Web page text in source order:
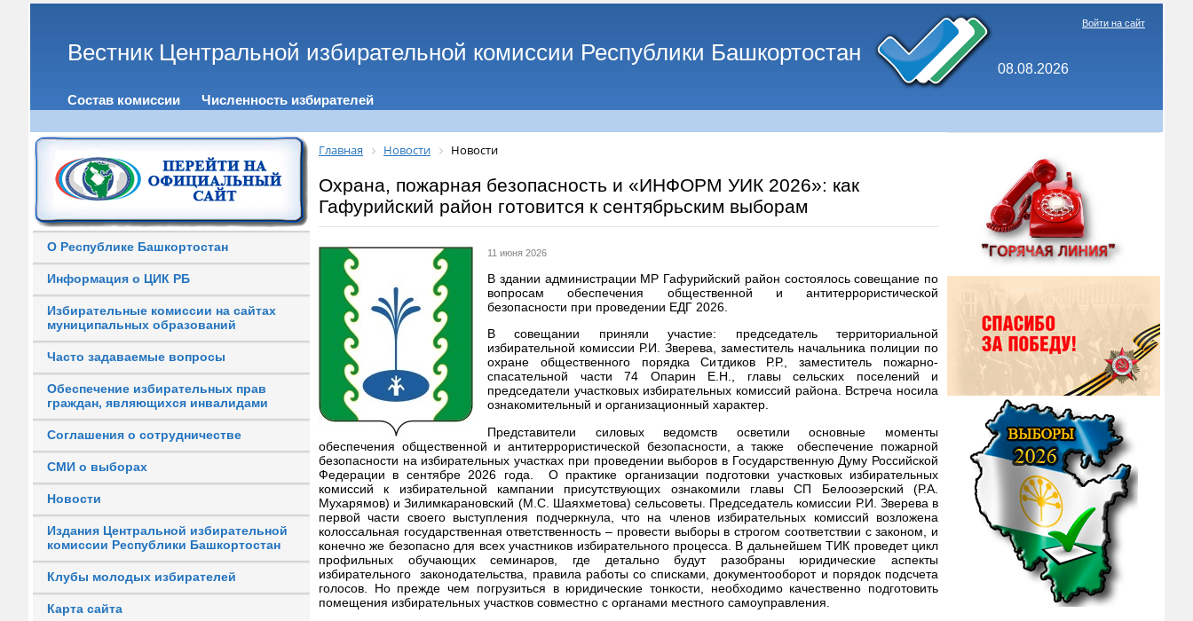
Вестник Центральной избирательной комиссии Республики Башкортостан
08.08.2026
Войти на сайт
Состав комиссии Численность избирателей
О Республике Башкортостан
Информация о ЦИК РБ
Избирательные комиссии на сайтах
муниципальных образований
Часто задаваемые вопросы
Обеспечение избирательных прав
граждан, являющихся инвалидами
Соглашения о сотрудничестве
СМИ о выборах
Новости
Издания Центральной избирательной
комиссии Республики Башкортостан
Клубы молодых избирателей
Карта сайта
Главная Новости Новости
Охрана, пожарная безопасность и «ИНФОРМ УИК 2026»: как
Гафурийский район готовится к сентябрьским выборам
11 июня 2026
В здании администрации МР Гафурийский район состоялось совещание по
вопросам обеспечения общественной и антитеррористической
безопасности при проведении ЕДГ 2026.
В совещании приняли участие: председатель территориальной
избирательной комиссии Р.И. Зверева, заместитель начальника полиции по
охране общественного порядка Ситдиков Р.Р., заместитель пожарно-
спасательной части 74 Опарин Е.Н., главы сельских поселений и
председатели участковых избирательных комиссий района. Встреча носила
ознакомительный и организационный характер.
Представители силовых ведомств осветили основные моменты
обеспечения общественной и антитеррористической безопасности, а также обеспечение пожарной
безопасности на избирательных участках при проведении выборов в Государственную Думу Российской
Федерации в сентябре 2026 года. О практике организации подготовки участковых избирательных
комиссий к избирательной кампании присутствующих ознакомили главы СП Белоозерский (Р.А.
Мухарямов) и Зилимкарановский (М.С. Шаяхметова) сельсоветы. Председатель комиссии Р.И. Зверева в
первой части своего выступления подчеркнула, что на членов избирательных комиссий возложена
колоссальная государственная ответственность – провести выборы в строгом соответствии с законом, и
конечно же безопасно для всех участников избирательного процесса. В дальнейшем ТИК проведет цикл
профильных обучающих семинаров, где детально будут разобраны юридические аспекты
избирательного законодательства, правила работы со списками, документооборот и порядок подсчета
голосов. Но прежде чем погрузиться в юридические тонкости, необходимо качественно подготовить
помещения избирательных участков совместно с органами местного самоуправления.